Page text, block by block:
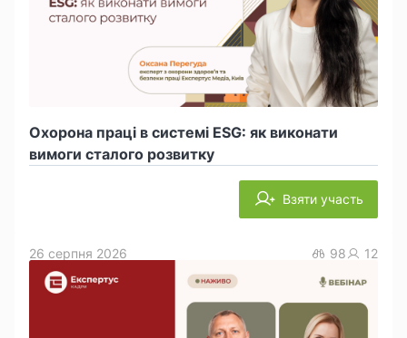
Охорона праці в системі ESG: як виконати
вимоги сталого розвитку
Взяти участь
26 серпня 2026 98 12